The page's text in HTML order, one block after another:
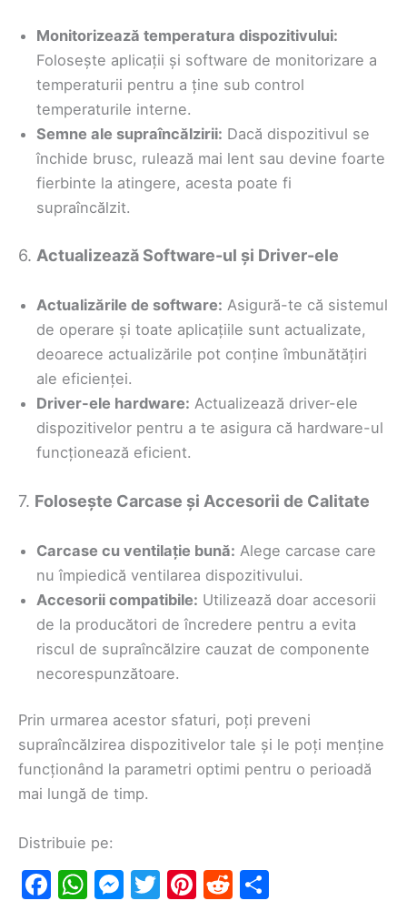
Monitorizează temperatura dispozitivului:
Folosește aplicații și software de monitorizare a
temperaturii pentru a ține sub control
temperaturile interne.
Semne ale supraîncălzirii: Dacă dispozitivul se
închide brusc, rulează mai lent sau devine foarte
fierbinte la atingere, acesta poate fi
supraîncălzit.
6. Actualizează Software-ul și Driver-ele
Actualizările de software: Asigură-te că sistemul
de operare și toate aplicațiile sunt actualizate,
deoarece actualizările pot conține îmbunătățiri
ale eficienței.
Driver-ele hardware: Actualizează driver-ele
dispozitivelor pentru a te asigura că hardware-ul
funcționează eficient.
7. Folosește Carcase și Accesorii de Calitate
Carcase cu ventilație bună: Alege carcase care
nu împiedică ventilarea dispozitivului.
Accesorii compatibile: Utilizează doar accesorii
de la producători de încredere pentru a evita
riscul de supraîncălzire cauzat de componente
necorespunzătoare.
Prin urmarea acestor sfaturi, poți preveni
supraîncălzirea dispozitivelor tale și le poți menține
funcționând la parametri optimi pentru o perioadă
mai lungă de timp.
Distribuie pe:
F
W M T
Pi R